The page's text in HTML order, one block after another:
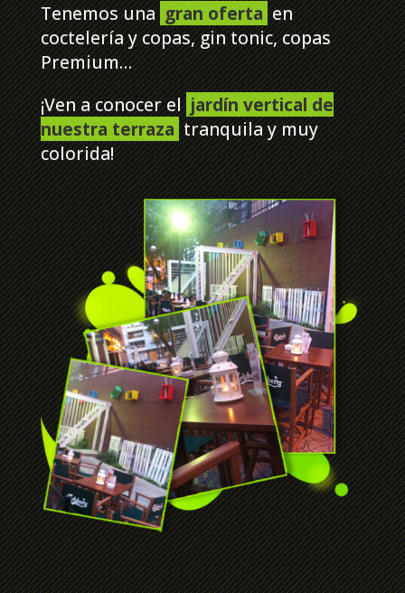
Tenemos unagran oferta en
coctelería y copas, gin tonic, copas
Premium…
¡Ven a conocer eljardín vertical de
nuestra terraza tranquila y muy
colorida!